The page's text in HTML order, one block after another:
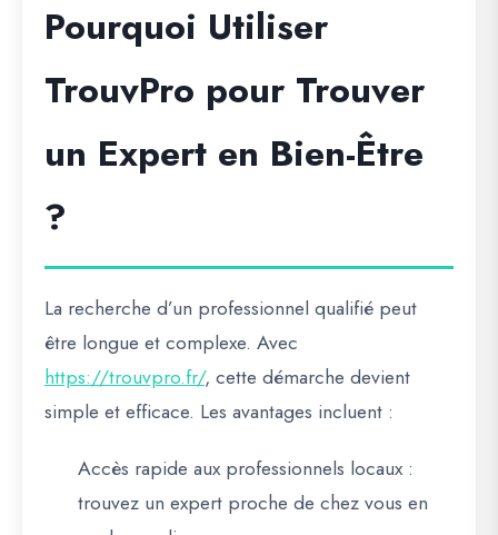
Pourquoi Utiliser
TrouvPro pour Trouver
un Expert en Bien-Être
?
La recherche d’un professionnel qualifié peut
être longue et complexe. Avec
https://trouvpro.fr/, cette démarche devient
simple et efficace. Les avantages incluent :
Accès rapide aux professionnels locaux :
trouvez un expert proche de chez vous en